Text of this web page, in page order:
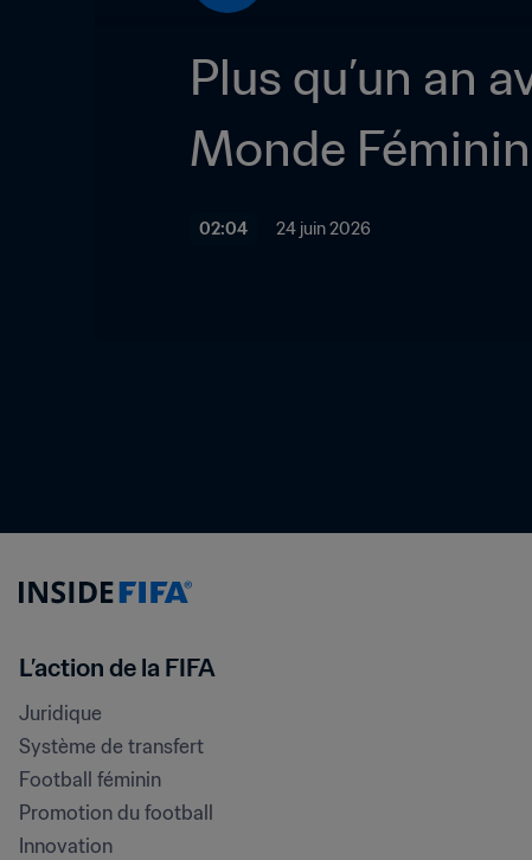
Plus qu’un an
Monde
02:04 24 juin 2026
L’action de la FIFA
Juridique
Système de transfert
Football féminin
Promotion du football
Innovation